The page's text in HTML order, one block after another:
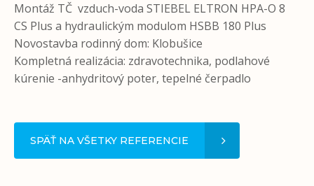
Montáž TČ vzduch-voda STIEBEL ELTRON HPA-O 8
CS Plus a hydraulickým modulom HSBB 180 Plus
Novostavba rodinný dom: Klobušice
Kompletná realizácia: zdravotechnika, podlahové
kúrenie -anhydritový poter, tepelné čerpadlo
SPÄŤ NA VŠETKY REFERENCIE